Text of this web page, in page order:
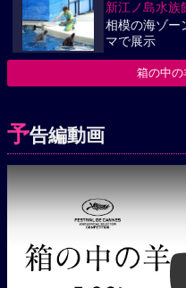
新江ノ島水族
相模の海ゾー
マで展示
箱の中
予告編動画